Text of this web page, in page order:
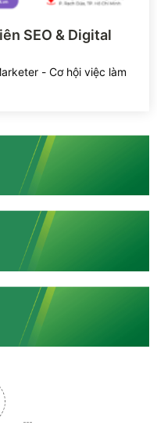
SEO & Digital
- Cơ hội việc làm